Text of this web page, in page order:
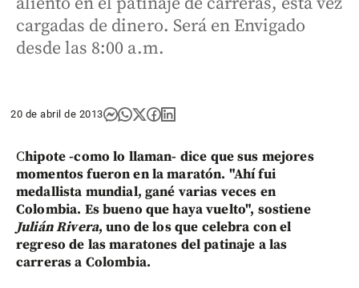
cargadas de dinero. Será en Envigado
desde las 8:00 a.m.
20 de abril de 2013
Chipote -como lo llaman- dice que sus mejores
momentos fueron en la maratón. "Ahí fui
medallista mundial, gané varias veces en
Colombia. Es bueno que haya vuelto", sostiene
Julián Rivera, uno de los que celebra con el
regreso de las maratones del patinaje a las
carreras a Colombia.